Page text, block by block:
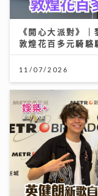
《開心大派對》
敦煌花百多元騎駱
11/07/2026